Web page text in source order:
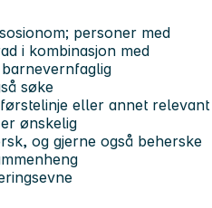
personer med
i kombinasjon med
søke
eller annet relevant
ønskelig
og gjerne også beherske